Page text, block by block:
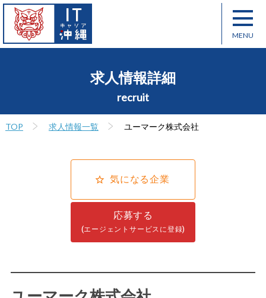
求人情報詳細
recruit
TOP 求人情報一覧 ユーマーク株式会社
気になる企業
応募する
(エージェントサービスに登録)